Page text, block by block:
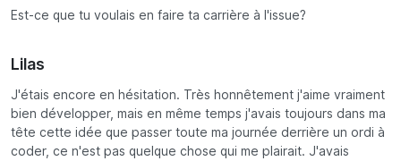
Est-ce que tu voulais en faire ta carrière à l'issue?
Lilas
J'étais encore en hésitation. Très honnêtement j'aime vraiment
bien développer, mais en même temps j'avais toujours dans ma
tête cette idée que passer toute ma journée derrière un ordi à
coder, ce n'est pas quelque chose qui me plairait. J'avais